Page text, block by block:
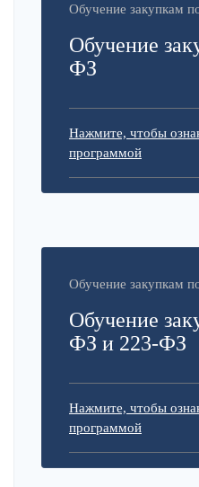
Обучение закупкам
Обучение
ФЗ
Нажмите, чтобы
программой
Обучение закупкам
Обучение
ФЗ и 223-ФЗ
Нажмите, чтобы
программой